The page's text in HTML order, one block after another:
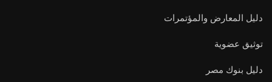
دليل المعارض والمؤتمرات
توثيق عضوية
دليل بنوك مصر